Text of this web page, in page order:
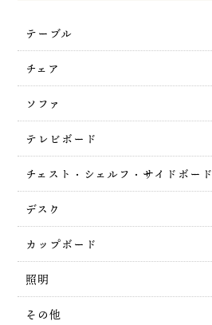
テーブル
チェア
ソファ
テレビボード
チェスト・シェルフ・サイドボード
デスク
カップボード
照明
その他